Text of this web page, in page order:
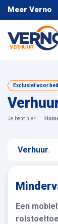
Meer Verno
Exclusief voor
Je bent hier:
Verhuur.
Een